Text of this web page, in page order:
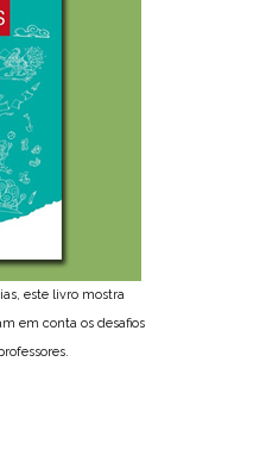
este livro mostra
em conta os desafios